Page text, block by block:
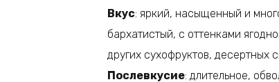
Вкус: яркий, насыщенный и
бархатистый, с оттенками
других сухофруктов, десертных
Послевкусие: длительное,